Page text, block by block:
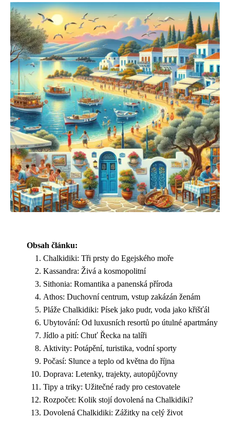
Obsah článku:
Chalkidiki: Tři prsty do Egejského moře
Kassandra: Živá a kosmopolitní
Sithonia: Romantika a panenská příroda
Athos: Duchovní centrum, vstup zakázán ženám
Pláže Chalkidiki: Písek jako pudr, voda jako křišťál
Ubytování: Od luxusních resortů po útulné apartmány
Jídlo a pití: Chuť Řecka na talíři
Aktivity: Potápění, turistika, vodní sporty
Počasí: Slunce a teplo od května do října
Doprava: Letenky, trajekty, autopůjčovny
Tipy a triky: Užitečné rady pro cestovatele
Rozpočet: Kolik stojí dovolená na Chalkidiki?
Dovolená Chalkidiki: Zážitky na celý život